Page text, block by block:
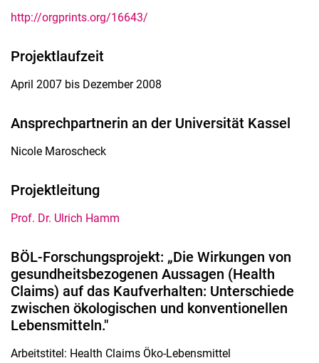
http://orgprints.org/16643/
Projektlaufzeit
April 2007 bis Dezember 2008
Ansprechpartnerin an der Universität Kassel
Nicole Maroscheck
Projektleitung
Prof. Dr. Ulrich Hamm
BÖL-Forschungsprojekt: „Die Wirkungen von
gesundheitsbezogenen Aussagen (Health
Claims) auf das Kaufverhalten: Unterschiede
zwischen ökologischen und konventionellen
Lebensmitteln."
Arbeitstitel: Health Claims Öko-Lebensmittel